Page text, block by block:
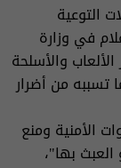
التوعية
في وزارة
والأسلحة
تسببه من أضرار
الأمنية ومنع
بها"،